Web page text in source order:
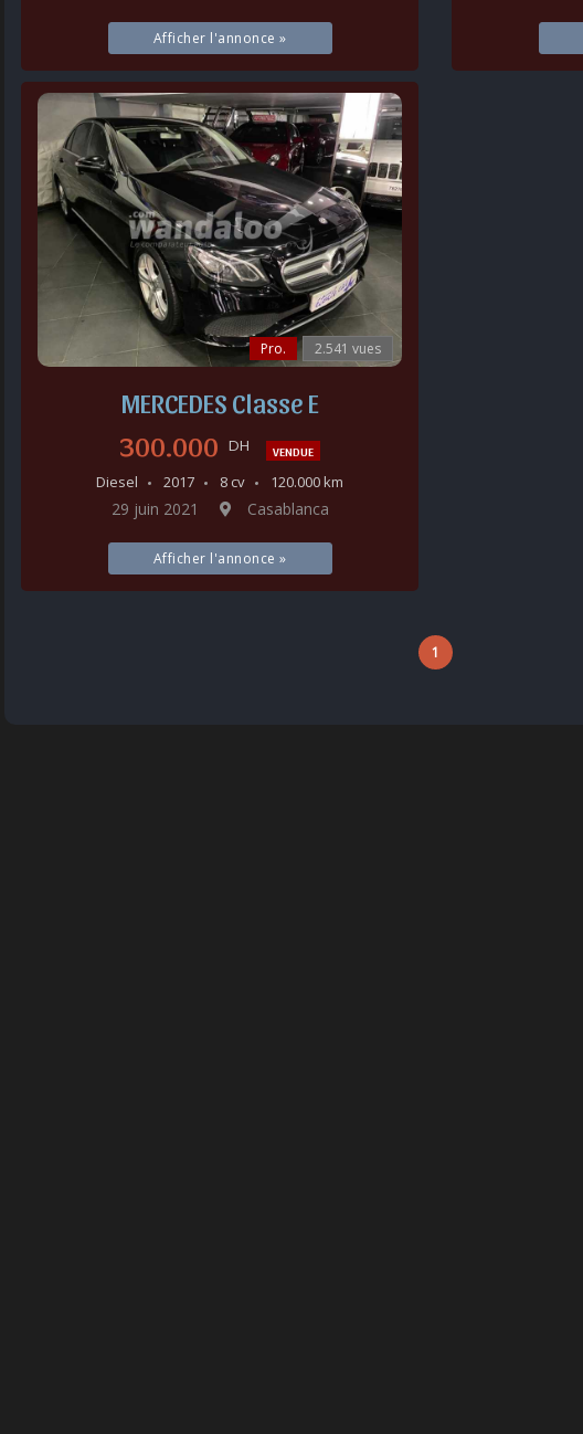
Afficher l'annonce »
Pro. 2.541 vues
MERCEDES Classe E
300.000 DH VENDUE
Diesel 2017 8 cv 120.000 km
29 juin 2021 Casablanca
Afficher l'annonce »
1